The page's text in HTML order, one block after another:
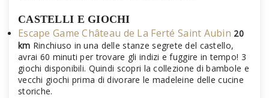
CASTELLI E GIOCHI
Escape Game Château de La Ferté Saint Aubin 20
km Rinchiuso in una delle stanze segrete del castello,
avrai 60 minuti per trovare gli indizi e fuggire in tempo! 3
giochi disponibili. Quindi scopri la collezione di bambole e
vecchi giochi prima di divorare le madeleine delle cucine
storiche.